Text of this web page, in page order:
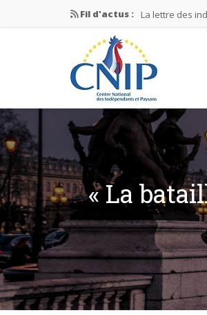
Fil d'actus : La lettre des
La lettre des
Mission
La lettre des
« La